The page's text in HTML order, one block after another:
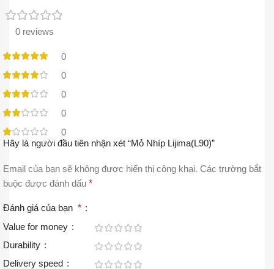
0 reviews
0
0
0
0
0
Hãy là người đầu tiên nhận xét “Mỏ Nhíp Lijima(L90)”
Email của bạn sẽ không được hiển thị công khai. Các trường bắt
buộc được đánh dấu *
Đánh giá của bạn *
Value for money
Durability
Delivery speed